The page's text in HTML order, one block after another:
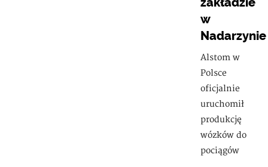
w
Nadarzynie
Alstom w
Polsce
oficjalnie
uruchomił
produkcję
wózków do
pociągów